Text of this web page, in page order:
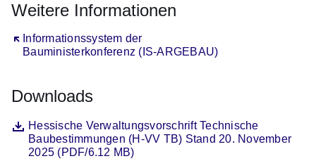
Weitere Informationen
Informationssystem der
Bauministerkonferenz (IS-ARGEBAU)
Öffnet sich in einem neuen Fenster
Downloads
DateiHessische Verwaltungsvorschrift Technische
Baubestimmungen (H-VV TB) Stand 20. November
2025 (PDF/6.12 MB)
Öffnet sich in einem neuen Fenster